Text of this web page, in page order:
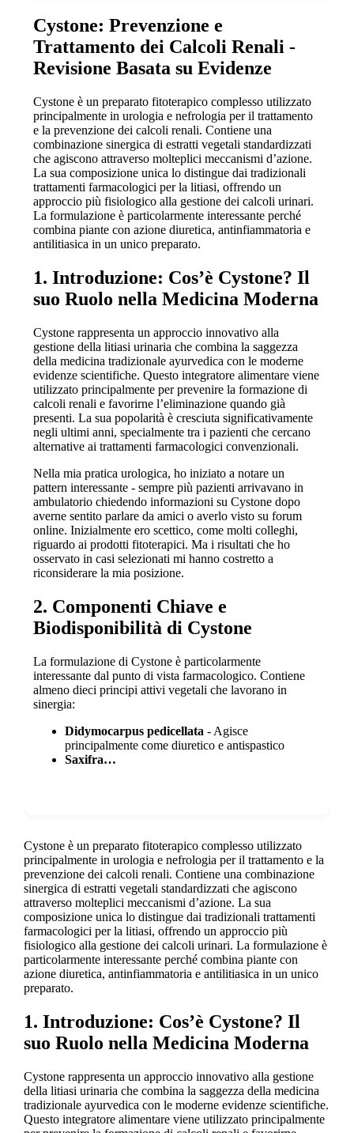
Cystone: Prevenzione e
Trattamento dei Calcoli Renali -
Revisione Basata su Evidenze
Cystone è un preparato fitoterapico complesso utilizzato
principalmente in urologia e nefrologia per il trattamento
e la prevenzione dei calcoli renali. Contiene una
combinazione sinergica di estratti vegetali standardizzati
che agiscono attraverso molteplici meccanismi d’azione.
La sua composizione unica lo distingue dai tradizionali
trattamenti farmacologici per la litiasi, offrendo un
approccio più fisiologico alla gestione dei calcoli urinari.
La formulazione è particolarmente interessante perché
combina piante con azione diuretica, antinfiammatoria e
antilitiasica in un unico preparato.
1. Introduzione: Cos’è Cystone? Il
suo Ruolo nella Medicina Moderna
Cystone rappresenta un approccio innovativo alla
gestione della litiasi urinaria che combina la saggezza
della medicina tradizionale ayurvedica con le moderne
evidenze scientifiche. Questo integratore alimentare viene
utilizzato principalmente per prevenire la formazione di
calcoli renali e favorirne l’eliminazione quando già
presenti. La sua popolarità è cresciuta significativamente
negli ultimi anni, specialmente tra i pazienti che cercano
alternative ai trattamenti farmacologici convenzionali.
Nella mia pratica urologica, ho iniziato a notare un
pattern interessante - sempre più pazienti arrivavano in
ambulatorio chiedendo informazioni su Cystone dopo
averne sentito parlare da amici o averlo visto su forum
online. Inizialmente ero scettico, come molti colleghi,
riguardo ai prodotti fitoterapici. Ma i risultati che ho
osservato in casi selezionati mi hanno costretto a
riconsiderare la mia posizione.
2. Componenti Chiave e
Biodisponibilità di Cystone
La formulazione di Cystone è particolarmente
interessante dal punto di vista farmacologico. Contiene
almeno dieci principi attivi vegetali che lavorano in
sinergia:
Didymocarpus pedicellata - Agisce
principalmente come diuretico e antispastico
Saxifra…
Cystone è un preparato fitoterapico complesso utilizzato
principalmente in urologia e nefrologia per il trattamento e la
prevenzione dei calcoli renali. Contiene una combinazione
sinergica di estratti vegetali standardizzati che agiscono
attraverso molteplici meccanismi d’azione. La sua
composizione unica lo distingue dai tradizionali trattamenti
farmacologici per la litiasi, offrendo un approccio più
fisiologico alla gestione dei calcoli urinari. La formulazione è
particolarmente interessante perché combina piante con
azione diuretica, antinfiammatoria e antilitiasica in un unico
preparato.
1. Introduzione: Cos’è Cystone? Il
suo Ruolo nella Medicina Moderna
Cystone rappresenta un approccio innovativo alla gestione
della litiasi urinaria che combina la saggezza della medicina
tradizionale ayurvedica con le moderne evidenze scientifiche.
Questo integratore alimentare viene utilizzato principalmente